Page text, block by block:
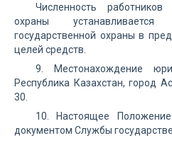
Численность
охраны
государственной охраны в
целей средств.
9. Местонахождение
Республика Казахстан, город
30.
10. Настоящее
документом Службы